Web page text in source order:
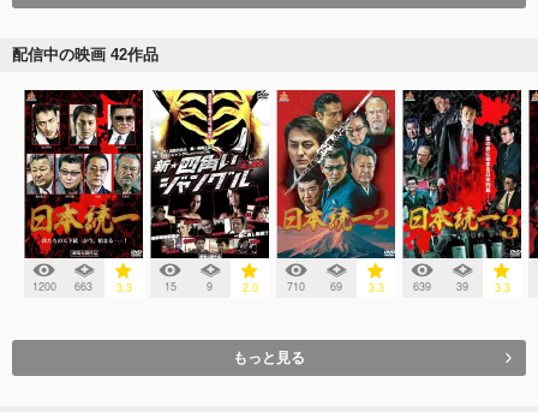
配信中の映画 42作品
1200 663 3.3 15 9 2.0 710 69 3.3 639 39 3.3
もっと見る